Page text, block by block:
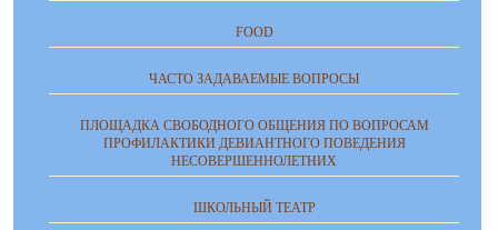
FOOD
ЧАСТО ЗАДАВАЕМЫЕ ВОПРОСЫ
ПЛОЩАДКА СВОБОДНОГО ОБЩЕНИЯ ПО ВОПРОСАМ
ПРОФИЛАКТИКИ ДЕВИАНТНОГО ПОВЕДЕНИЯ
НЕСОВЕРШЕННОЛЕТНИХ
ШКОЛЬНЫЙ ТЕАТР